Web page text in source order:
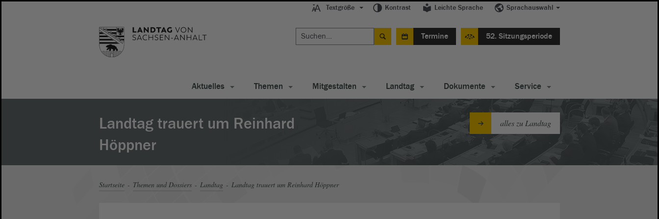
Textgröße Kontrast Leichte Sprache Sprachauswahl
Termine 52. Sitzungsperiode
Aktuelles Themen Mitgestalten Landtag Dokumente Service
Landtag trauert um Reinhard
Höppner
alles zu Landtag
Startseite Themen und Dossiers Landtag Landtag trauert um Reinhard Höppner